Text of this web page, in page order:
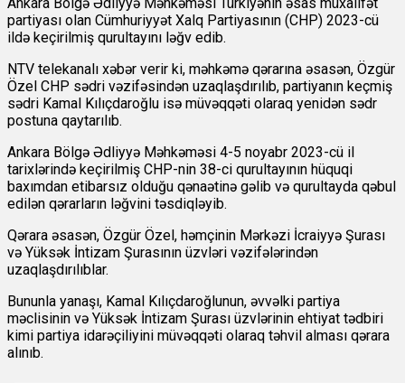
Ankara Bölgə Ədliyyə Məhkəməsi Türkiyənin əsas müxalifət
partiyası olan Cümhuriyyət Xalq Partiyasının (CHP) 2023-cü
ildə keçirilmiş qurultayını ləğv edib.
NTV telekanalı xəbər verir ki, məhkəmə qərarına əsasən, Özgür
Özel CHP sədri vəzifəsindən uzaqlaşdırılıb, partiyanın keçmiş
sədri Kamal Kılıçdaroğlu isə müvəqqəti olaraq yenidən sədr
postuna qaytarılıb.
Ankara Bölgə Ədliyyə Məhkəməsi 4-5 noyabr 2023-cü il
tarixlərində keçirilmiş CHP-nin 38-ci qurultayının hüquqi
baxımdan etibarsız olduğu qənaətinə gəlib və qurultayda qəbul
edilən qərarların ləğvini təsdiqləyib.
Qərara əsasən, Özgür Özel, həmçinin Mərkəzi İcraiyyə Şurası
və Yüksək İntizam Şurasının üzvləri vəzifələrindən
uzaqlaşdırılıblar.
Bununla yanaşı, Kamal Kılıçdaroğlunun, əvvəlki partiya
məclisinin və Yüksək İntizam Şurası üzvlərinin ehtiyat tədbiri
kimi partiya idarəçiliyini müvəqqəti olaraq təhvil alması qərara
alınıb.